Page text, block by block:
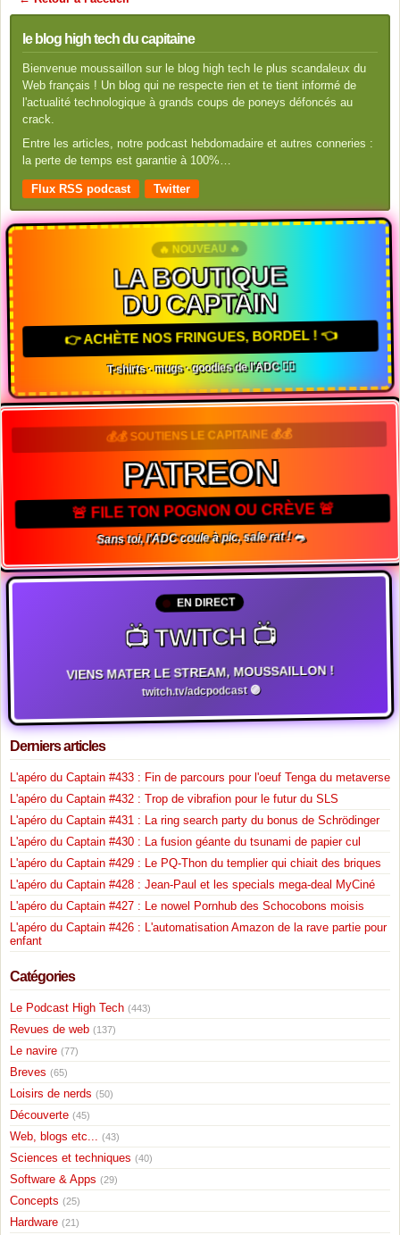
le blog high tech du capitaine
Bienvenue moussaillon sur le blog high tech le plus scandaleux du
Web français ! Un blog qui ne respecte rien et te tient informé de
l'actualité technologique à grands coups de poneys défoncés au
crack.
Entre les articles, notre podcast hebdomadaire et autres conneries :
la perte de temps est garantie à 100%…
Flux RSS podcast Twitter
🔥 NOUVEAU 🔥
LA BOUTIQUE
DU CAPTAIN
👉 ACHÈTE NOS FRINGUES, BORDEL ! 👈
T-shirts · mugs · goodies de l'ADC 🏴‍☠️
💰💰 SOUTIENS LE CAPITAINE 💰💰
PATREON
🚨 FILE TON POGNON OU CRÈVE 🚨
Sans toi, l'ADC coule à pic, sale rat ! 🐀
EN DIRECT
📺 TWITCH 📺
VIENS MATER LE STREAM, MOUSSAILLON !
twitch.tv/adcpodcast 🟣
Derniers articles
L'apéro du Captain #433 : Fin de parcours pour l'oeuf Tenga du metaverse
L'apéro du Captain #432 : Trop de vibrafion pour le futur du SLS
L'apéro du Captain #431 : La ring search party du bonus de Schrödinger
L'apéro du Captain #430 : La fusion géante du tsunami de papier cul
L'apéro du Captain #429 : Le PQ-Thon du templier qui chiait des briques
L'apéro du Captain #428 : Jean-Paul et les specials mega-deal MyCiné
L'apéro du Captain #427 : Le nowel Pornhub des Schocobons moisis
L'apéro du Captain #426 : L'automatisation Amazon de la rave partie pour
enfant
Catégories
Le Podcast High Tech (443)
Revues de web (137)
Le navire (77)
Breves (65)
Loisirs de nerds (50)
Découverte (45)
Web, blogs etc... (43)
Sciences et techniques (40)
Software & Apps (29)
Concepts (25)
Hardware (21)